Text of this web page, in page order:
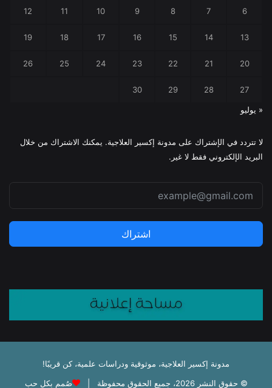
6
7
8
9
10
11
12
13
14
15
16
17
18
19
20
21
22
23
24
25
26
27
28
29
30
« يوليو
لا تتردد في الإشتراك على مدونة إكسير العلاجية. يمكنك الاشتراك من خلال
البريد الإلكتروني فقط لا غير.
اشتراك
مدونة إكسير العلاجية، موثوقية ودراسات علمية، كن قريبًا!
© حقوق النشر 2026، جميع الحقوق محفوظة |
صُمم بكل حب